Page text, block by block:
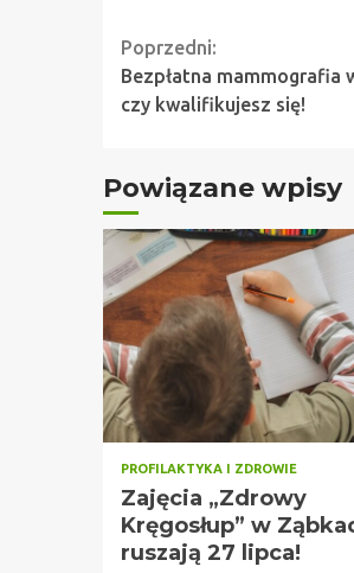
Continue
Reading
Poprzedni:
Bezpłatna mammografia
czy kwalifikujesz się!
Powiązane wpisy
PROFILAKTYKA I ZDROWIE
Zajęcia „Zdrowy
Kręgosłup” w
ruszają 27 lipca!